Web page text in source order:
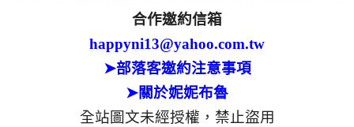
合作邀約信箱
happyni13@yahoo.com.tw
➤部落客邀約注意事項
➤關於妮妮布魯
全站圖文未經授權，禁止盜用